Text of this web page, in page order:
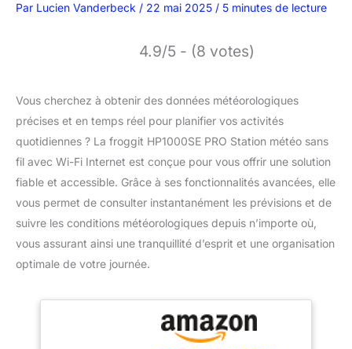
Par Lucien Vanderbeck / 22 mai 2025 / 5 minutes de lecture
4.9/5 - (8 votes)
Vous cherchez à obtenir des données météorologiques
précises et en temps réel pour planifier vos activités
quotidiennes ? La froggit HP1000SE PRO Station météo sans
fil avec Wi-Fi Internet est conçue pour vous offrir une solution
fiable et accessible. Grâce à ses fonctionnalités avancées, elle
vous permet de consulter instantanément les prévisions et de
suivre les conditions météorologiques depuis n’importe où,
vous assurant ainsi une tranquillité d’esprit et une organisation
optimale de votre journée.